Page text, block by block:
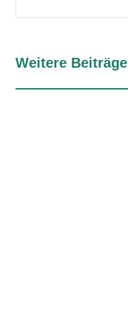
Weitere Beiträge